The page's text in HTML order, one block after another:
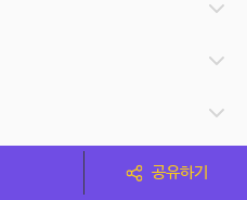
공유하기